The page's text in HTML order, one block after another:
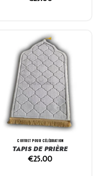
COFFRET POUR CÉLÉBRATION
TAPIS DE PRIÈRE
€25.00